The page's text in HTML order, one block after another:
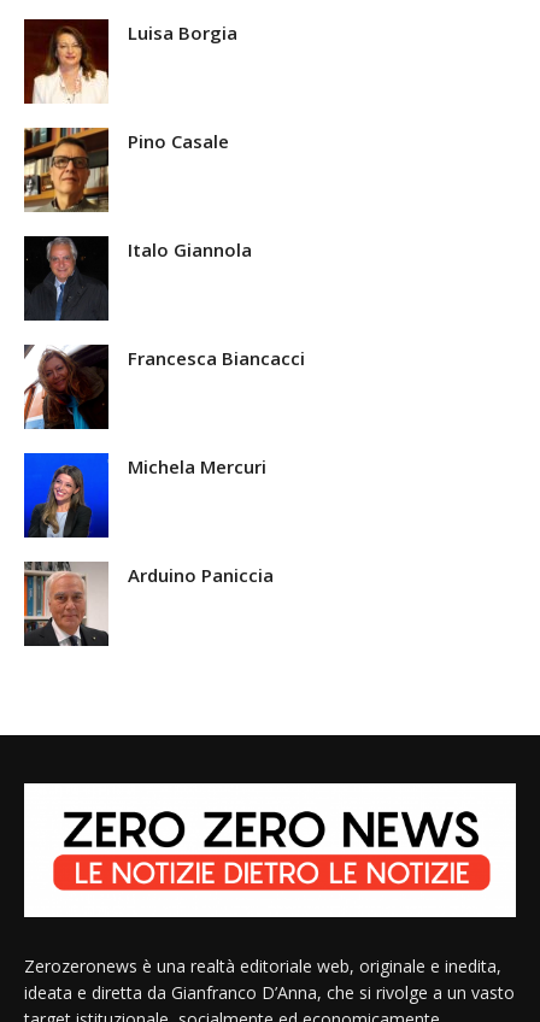
Luisa Borgia
Pino Casale
Italo Giannola
Francesca Biancacci
Michela Mercuri
Arduino Paniccia
Zerozeronews è una realtà editoriale web, originale e inedita,
ideata e diretta da Gianfranco D’Anna, che si rivolge a un vasto